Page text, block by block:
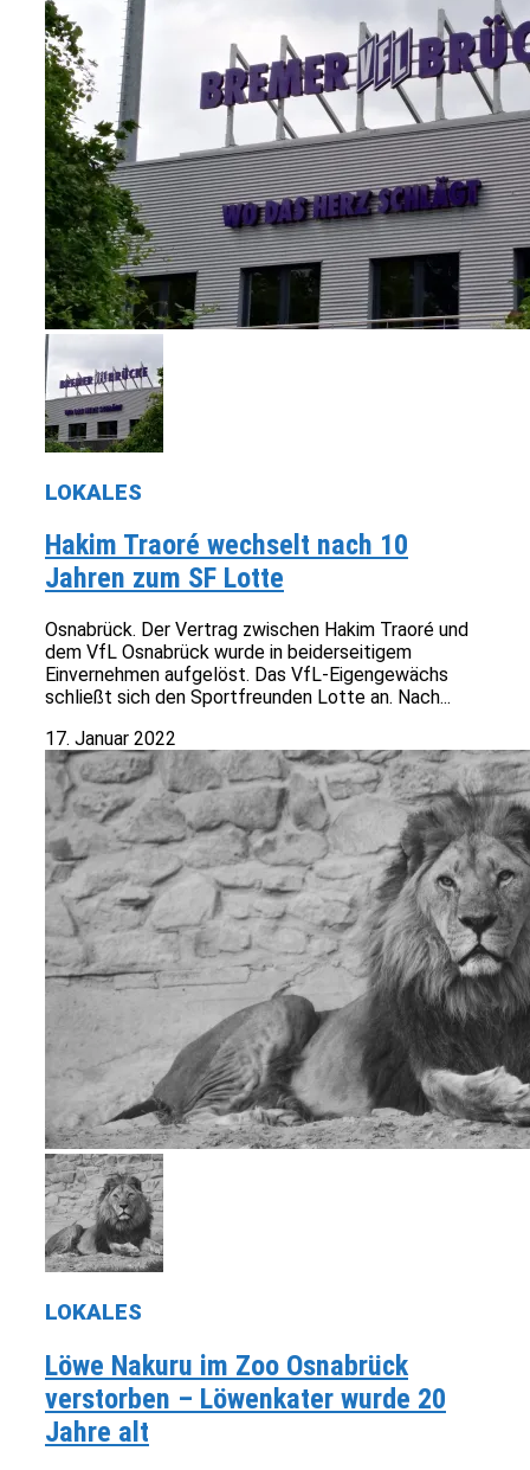
LOKALES
Hakim Traoré wechselt nach 10
Jahren zum SF Lotte
Osnabrück. Der Vertrag zwischen Hakim Traoré und
dem VfL Osnabrück wurde in beiderseitigem
Einvernehmen aufgelöst. Das VfL-Eigengewächs
schließt sich den Sportfreunden Lotte an. Nach...
17. Januar 2022
LOKALES
Löwe Nakuru im Zoo Osnabrück
verstorben – Löwenkater wurde 20
Jahre alt